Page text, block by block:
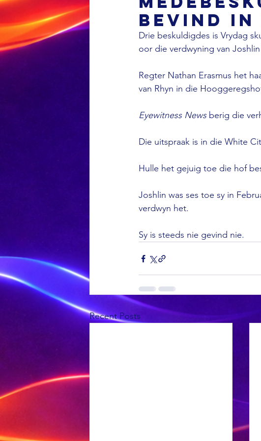
bevind
Drie beskuldigdes is Vrydag
oor die verdwyning van
Regter Nathan Erasmus het
van Rhyn in die
Eyewitness News berig die
Die uitspraak is in die White
Hulle het gejuig toe die hof
Joshlin was ses toe sy in
verdwyn het.
Sy is steeds nie gevind nie.
Recent Posts